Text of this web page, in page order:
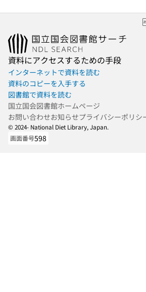
資料にアクセスするための手段
インターネットで資料を読む
資料のコピーを入手する
図書館で資料を読む
国立国会図書館ホームページ
お問い合わせお知らせプライバシーポリシ
© 2024- National Diet Library, Japan.
画面番号598